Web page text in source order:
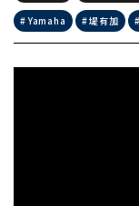
Yamaha 堤有加